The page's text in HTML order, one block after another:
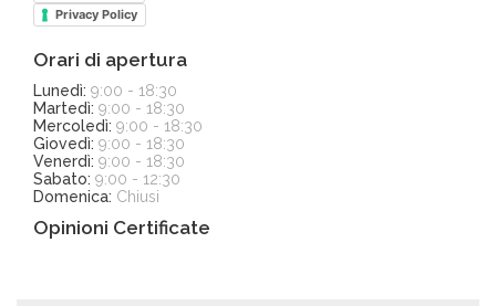
Privacy Policy
Orari di apertura
Lunedì: 9:00 - 18:30
Martedì: 9:00 - 18:30
Mercoledì: 9:00 - 18:30
Giovedì: 9:00 - 18:30
Venerdì: 9:00 - 18:30
Sabato: 9:00 - 12:30
Domenica: Chiusi
Opinioni Certificate